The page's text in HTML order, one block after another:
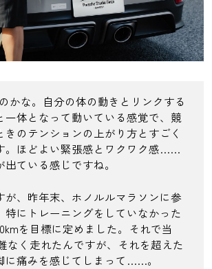
かな。自分の体の動きとリンクする
一体となって動いている感覚で、競
きのテンションの上がり方とすごく
。ほどよい緊張感とワクワク感……
ている感じですね。
が、昨年末、ホノルルマラソンに参
特にトレーニングをしていなかった
を目標に定めました。それで当
なく走れたんですが、それを超えた
に痛みを感じてしまって……。